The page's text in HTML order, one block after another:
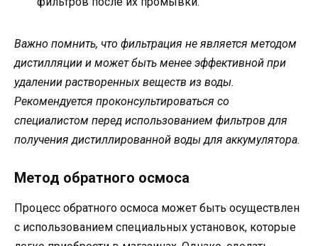
Важно помнить, что фильтрация не является методом
дистилляции и может быть менее эффективной при
удалении растворенных веществ из воды.
Рекомендуется проконсультироваться со
специалистом перед использованием фильтров для
получения дистиллированной воды для аккумулятора.
Метод обратного осмоса
Процесс обратного осмоса может быть осуществлен
с использованием специальных установок, которые